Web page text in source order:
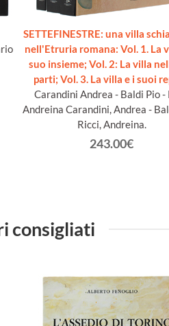
SETTEFINESTRE: una villa
nell'Etruria romana: Vol. 1. La
suo insieme; Vol. 2: La villa
parti; Vol. 3. La villa e i suoi
Carandini Andrea - Baldi Pio -
Andreina Carandini, Andrea -
Ricci, Andreina.
243.00€
consigliati